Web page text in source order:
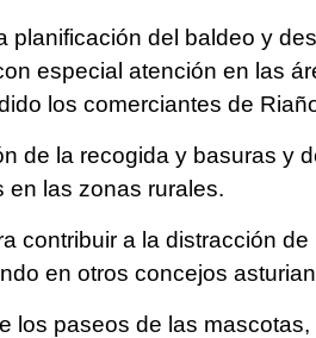
planificación del baldeo y
especial atención en las
los comerciantes de
de la recogida y basuras y
en las zonas rurales.
contribuir a la distracción
en otros concejos
los paseos de las